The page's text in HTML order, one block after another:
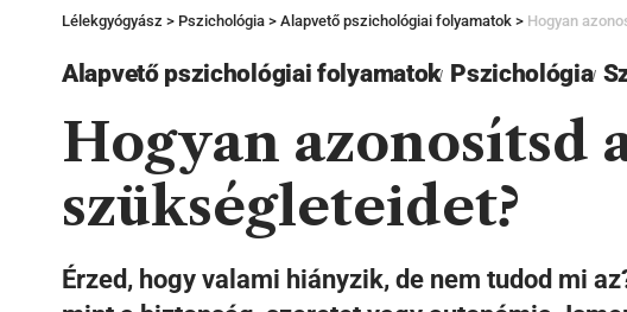
Lélekgyógyász > Pszichológia > Alapvető pszichológiai folyamatok > Hogyan
Alapvető pszichológiai folyamatok Pszichológia
Hogyan azonosítsd
szükségleteidet?
Érzed, hogy valami hiányzik, de nem tudod mi